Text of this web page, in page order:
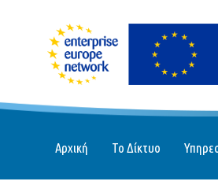
Αρχική Το Δίκτυο